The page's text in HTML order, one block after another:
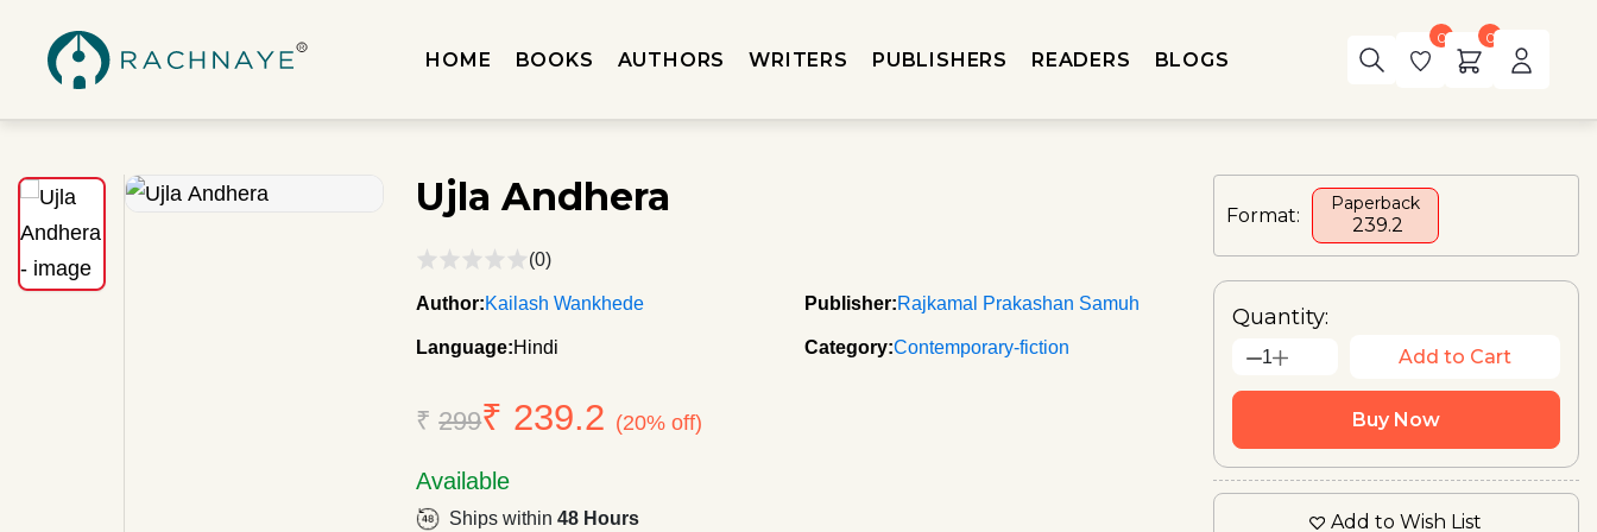
HOME BOOKS AUTHORS WRITERS PUBLISHERS READERS BLOGS
0 0
Ujla Andhera
(0)
Author:Kailash Wankhede Publisher:Rajkamal Prakashan Samuh
Language:Hindi Category:Contemporary-fiction
₹299₹ 239.2 (20% off)
Available
Ships within48 Hours
Format:
Paperback
₹ 239.2
Quantity:
1 Add to Cart
Buy Now
Add to Wish List